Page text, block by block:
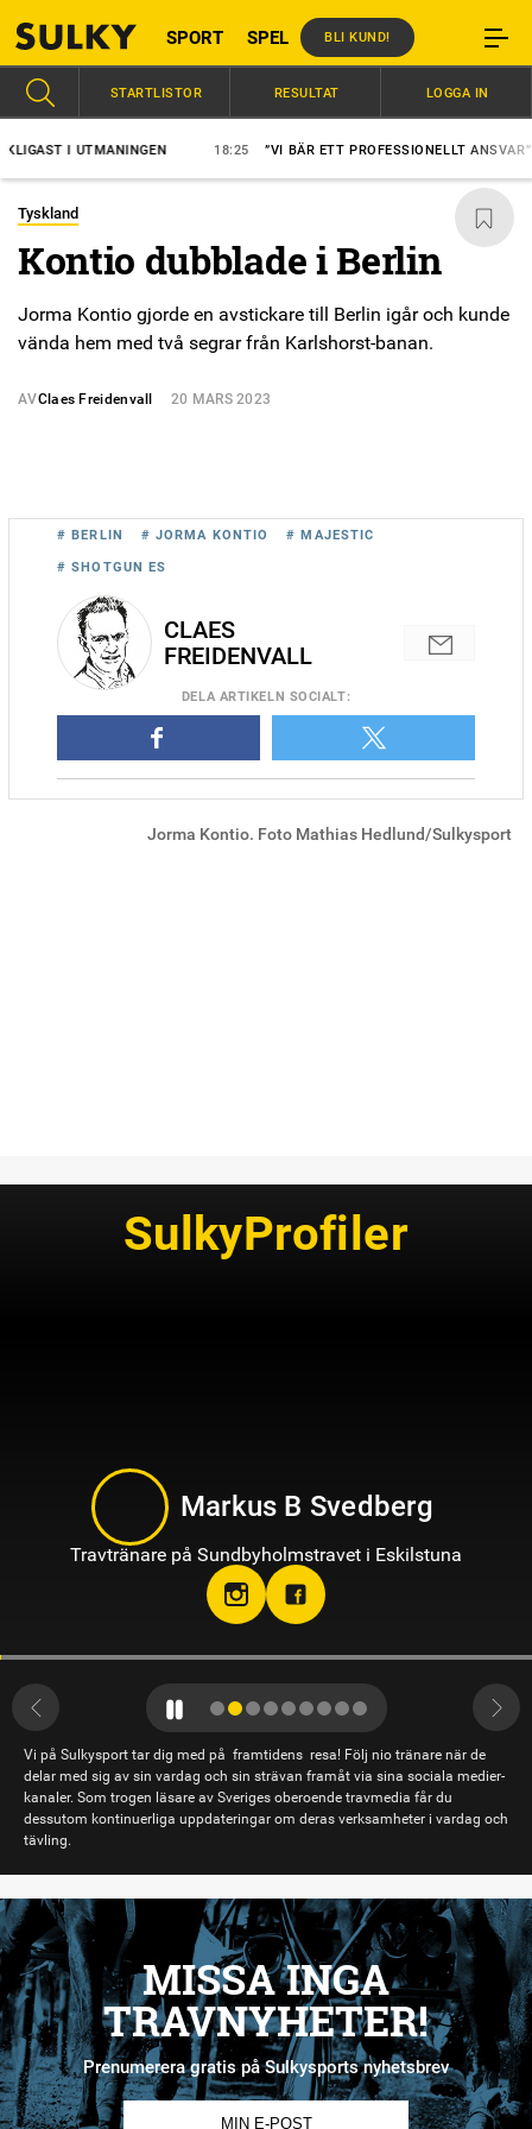
SPORT SPEL BLI KUND!
I UTMANINGEN 18:25 ”VI BÄR ETT PROFESSIONELLT ANSVAR”
STARTLISTOR RESULTAT LOGGA IN
Tyskland
Kontio dubblade i Berlin
Jorma Kontio gjorde en avstickare till Berlin igår och kunde
vända hem med två segrar från Karlshorst-banan.
AVClaes Freidenvall 20 MARS 2023
Jorma Kontio. Foto Mathias Hedlund/Sulkysport
# BERLIN # JORMA KONTIO # MAJESTIC
# SHOTGUN ES
CLAES
FREIDENVALL
DELA ARTIKELN SOCIALT:
SulkyProfiler
Markus B Svedberg
Travtränare på Sundbyholmstravet i Eskilstuna
Vi på Sulkysport tar dig med på framtidens resa! Följ nio tränare när de
delar med sig av sin vardag och sin strävan framåt via sina sociala medier-
kanaler. Som trogen läsare av Sveriges oberoende travmedia får du
dessutom kontinuerliga uppdateringar om deras verksamheter i vardag och
tävling.
MISSA INGA
TRAVNYHETER!
Prenumerera gratis på Sulkysports nyhetsbrev